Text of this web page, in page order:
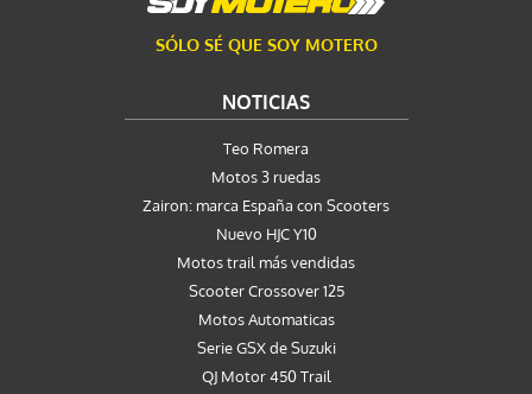
SÓLO SÉ QUE SOY MOTERO
NOTICIAS
Teo Romera
Motos 3 ruedas
Zairon: marca España con Scooters
Nuevo HJC Y10
Motos trail más vendidas
Scooter Crossover 125
Motos Automaticas
Serie GSX de Suzuki
QJ Motor 450 Trail